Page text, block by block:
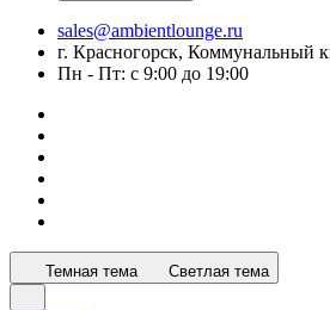
sales@ambientlounge.ru
г. Красногорск, Коммунальный
Пн - Пт: с 9:00 до 19:00
Темная тема Светлая тема